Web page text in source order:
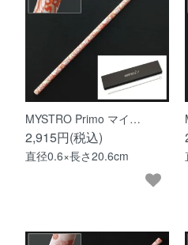
MYSTRO Primo マイ…
2,915円(税込)
直径0.6×長さ20.6cm